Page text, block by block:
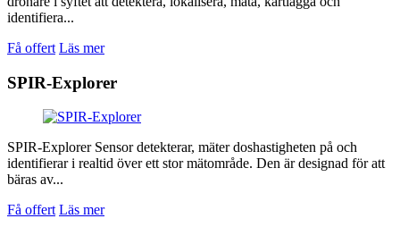
identifiera...
Få offert Läs mer
SPIR-Explorer
SPIR-Explorer Sensor detekterar, mäter doshastigheten på och
identifierar i realtid över ett stor mätområde. Den är designad för att
bäras av...
Få offert Läs mer